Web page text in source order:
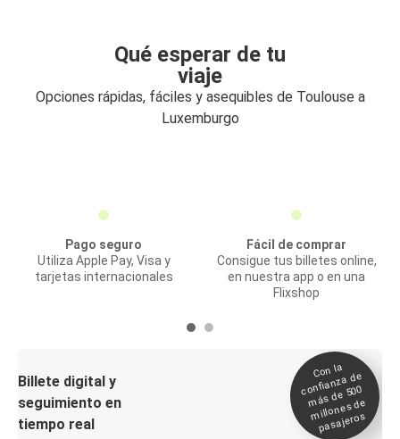
Qué esperar de tu
viaje
Opciones rápidas, fáciles y asequibles de Toulouse a
Luxemburgo
Pago seguro
Utiliza Apple Pay, Visa y
tarjetas internacionales
Fácil de comprar
Consigue tus billetes online,
en nuestra app o en una
Flixshop
Billete digital y
seguimiento en
tiempo real
Con la
confianza de
más de 500
millones de
pasajeros